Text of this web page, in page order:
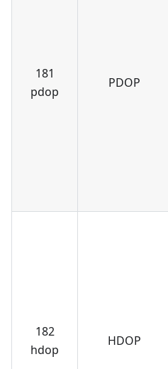
181
pdop
PDOP
182
hdop
HDOP